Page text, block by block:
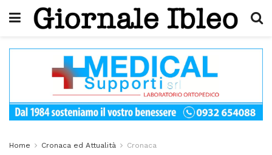
Home Cronaca ed Attualità Cronaca